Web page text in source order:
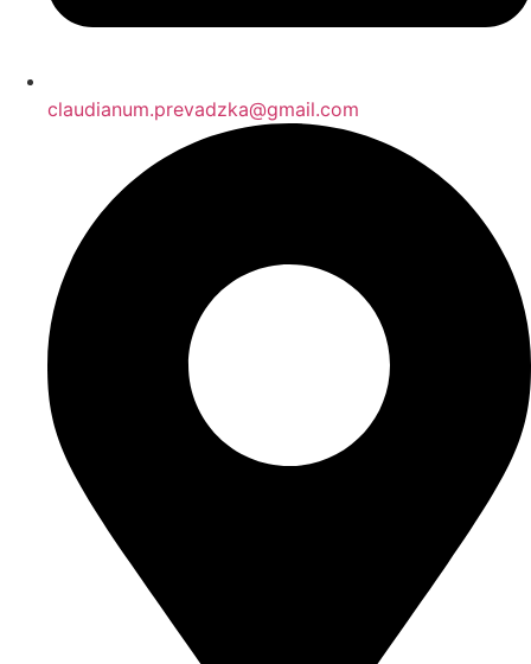
claudianum.prevadzka@gmail.com